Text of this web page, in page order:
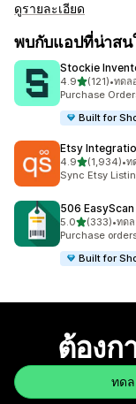
ดูรายละเอียด
พบกับแอปที่น่าสน
Stockie
4.9เต็ม 5 ดาว
(121)
ทั้งหมด 121 รีวิว
•ทดล
Purchase
Built for
Etsy
4.9เต็ม 5 ดาว
(1,934)
ทั้งหมด 1934 รีวิว
•ท
Sync Etsy
506
5.0เต็ม 5 ดาว
(333)
ทั้งหมด 333 รีวิว
•ทดล
Purchase
Built for
ต้องก
ทด